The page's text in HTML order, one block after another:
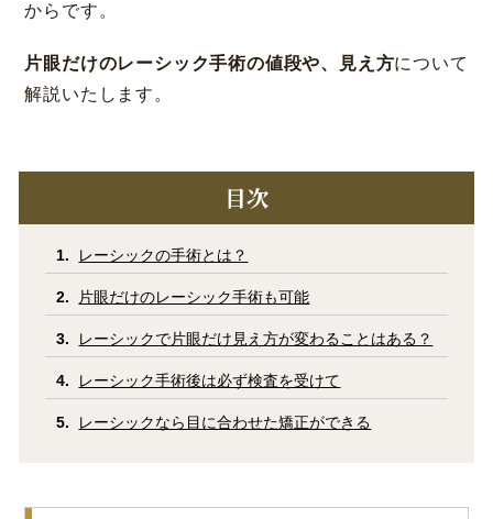
診療内容
クリニック案内
手術・料金 アフターケア
ドクター紹介 よくあるご質問
先進会眼科 福岡飯塚
福岡県飯塚市川津
[提携]
科
北海道札幌市東区
[ICL提携]鹿児島園
田眼科
[提携]木村眼科 天王
寺院
からです。
片眼だけのレーシック手術の値段や、見え方について
解説いたします。
目次
レーシックの手術とは？
片眼だけのレーシック手術も可能
レーシックで片眼だけ見え方が変わることはある？
レーシック手術後は必ず検査を受けて
レーシックなら目に合わせた矯正ができる